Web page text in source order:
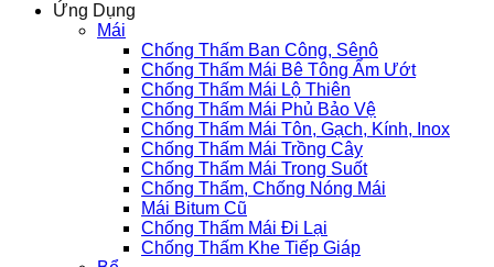
Ứng Dụng
Mái
Chống Thấm Ban Công, Sênô
Chống Thấm Mái Bê Tông Ẩm Ướt
Chống Thấm Mái Lộ Thiên
Chống Thấm Mái Phủ Bảo Vệ
Chống Thấm Mái Tôn, Gạch, Kính, Inox
Chống Thấm Mái Trồng Cây
Chống Thấm Mái Trong Suốt
Chống Thấm, Chống Nóng Mái
Mái Bitum Cũ
Chống Thấm Mái Đi Lại
Chống Thấm Khe Tiếp Giáp